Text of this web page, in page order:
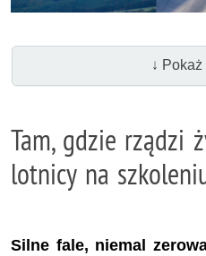
↓ Pokaż
Tam, gdzie rządzi
lotnicy na
Silne fale, niemal